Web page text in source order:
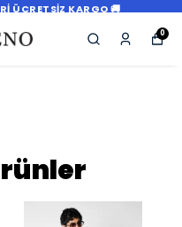
ÜCRETSIZ KARGO 🚚
0